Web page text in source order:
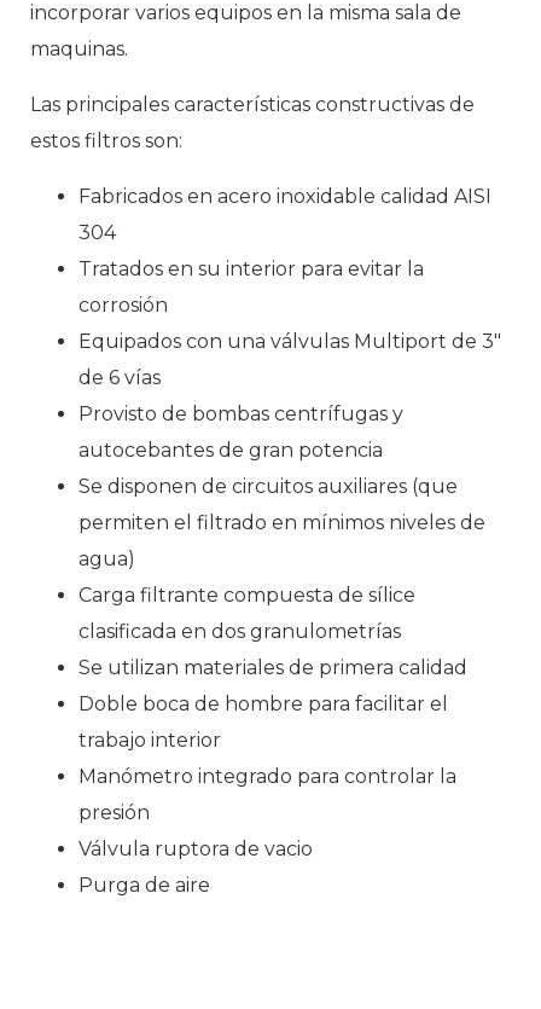
incorporar varios equipos en la misma sala de
maquinas.
Las principales características constructivas de
estos filtros son:
Fabricados en acero inoxidable calidad AISI
304
Tratados en su interior para evitar la
corrosión
Equipados con una válvulas Multiport de 3″
de 6 vías
Provisto de bombas centrífugas y
autocebantes de gran potencia
Se disponen de circuitos auxiliares (que
permiten el filtrado en mínimos niveles de
agua)
Carga filtrante compuesta de sílice
clasificada en dos granulometrías
Se utilizan materiales de primera calidad
Doble boca de hombre para facilitar el
trabajo interior
Manómetro integrado para controlar la
presión
Válvula ruptora de vacio
Purga de aire